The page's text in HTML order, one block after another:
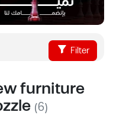
Filter
furniture
(6)